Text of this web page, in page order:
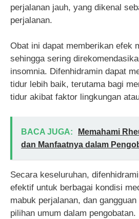
perjalanan jauh, yang dikenal
perjalanan.
Obat ini dapat memberikan efek
sehingga sering
insomnia. Difenhidramin dapat
tidur lebih baik, terutama bagi
tidur akibat faktor lingkungan
BACA JUGA:
Memahami
dan Manfaatnya dalam
Secara keseluruhan,
efektif untuk berbagai kondisi
mabuk perjalanan, dan
pilihan umum dalam pengobatan.